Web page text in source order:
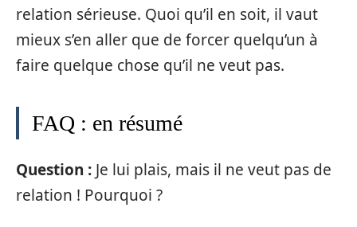
relation sérieuse. Quoi qu’il en soit, il vaut
mieux s’en aller que de forcer quelqu’un à
faire quelque chose qu’il ne veut pas.
FAQ : en résumé
Question : Je lui plais, mais il ne veut pas de
relation ! Pourquoi ?